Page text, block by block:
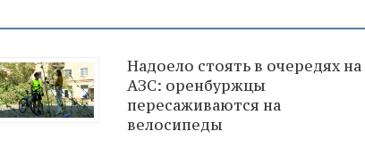
Надоело стоять в очередях на
АЗС: оренбуржцы
пересаживаются на
велосипеды